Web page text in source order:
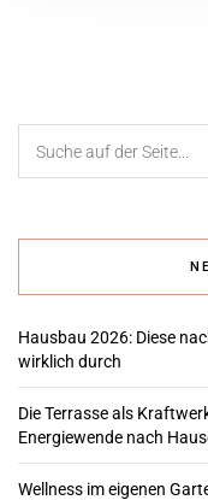
Hausbau 2026: Diese
wirklich durch
Die Terrasse als
Energiewende nach
Wellness im eigenen